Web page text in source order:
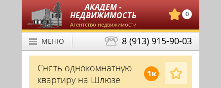
АКАДЕМ -
НЕДВИЖИМОСТЬ
Агентство недвижимости
0
8 (913) 915-90-03
МЕНЮ
1к
Снять однокомнатную
квартиру на Шлюзе